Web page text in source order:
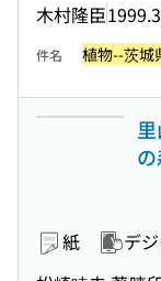
木村隆臣1999.3
件名 植物--茨城
紙 デ